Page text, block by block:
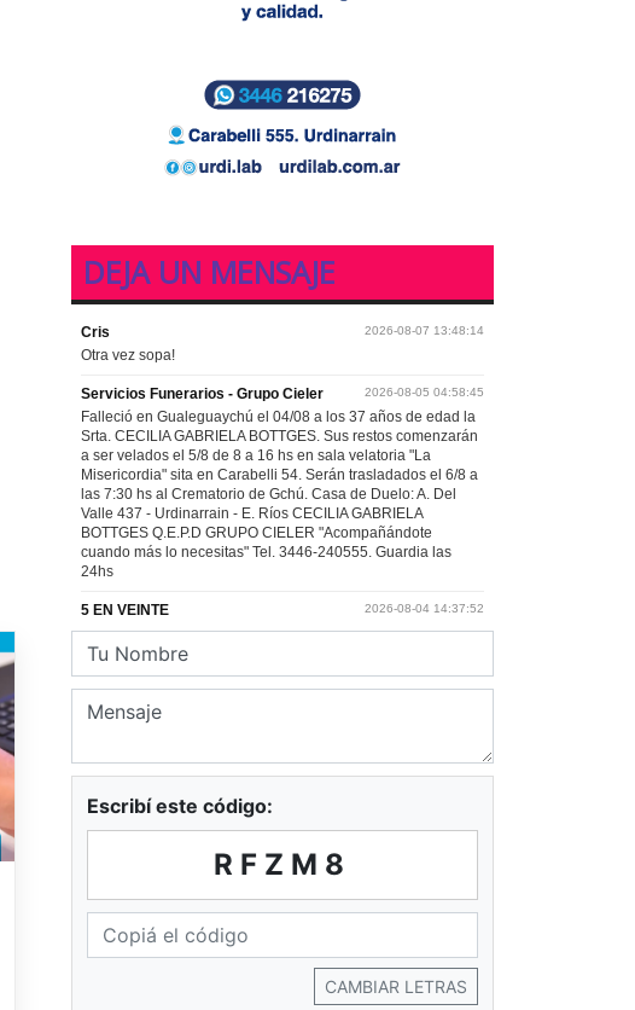
DEJA UN MENSAJE
Escribí este código:
RFZM8
CAMBIAR LETRAS